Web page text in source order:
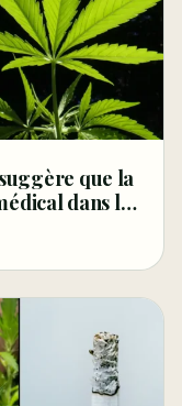
que la
dans le
du